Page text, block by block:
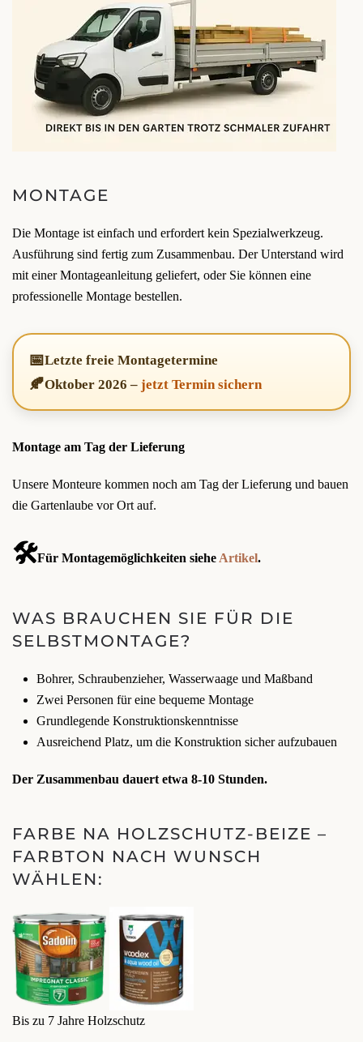
MONTAGE
Die Montage ist einfach und erfordert kein Spezialwerkzeug.
Ausführung sind fertig zum Zusammenbau. Der Unterstand wird
mit einer Montageanleitung geliefert, oder Sie können eine
professionelle Montage bestellen.
📅Letzte freie Montagetermine
🍂Oktober 2026 – jetzt Termin sichern
Montage am Tag der Lieferung
Unsere Monteure kommen noch am Tag der Lieferung und bauen
die Gartenlaube vor Ort auf.
🛠️Für Montagemöglichkeiten siehe Artikel.
WAS BRAUCHEN SIE FÜR DIE
SELBSTMONTAGE?
Bohrer, Schraubenzieher, Wasserwaage und Maßband
Zwei Personen für eine bequeme Montage
Grundlegende Konstruktionskenntnisse
Ausreichend Platz, um die Konstruktion sicher aufzubauen
Der Zusammenbau dauert etwa 8-10 Stunden.
FARBE NA HOLZSCHUTZ-BEIZE –
FARBTON NACH WUNSCH
WÄHLEN:
Bis zu 7 Jahre Holzschutz